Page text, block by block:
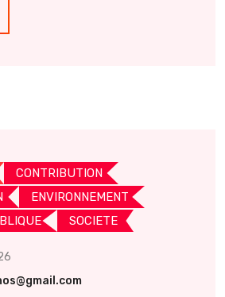
CONTRIBUTION
ENVIRONNEMENT
SOCIETE